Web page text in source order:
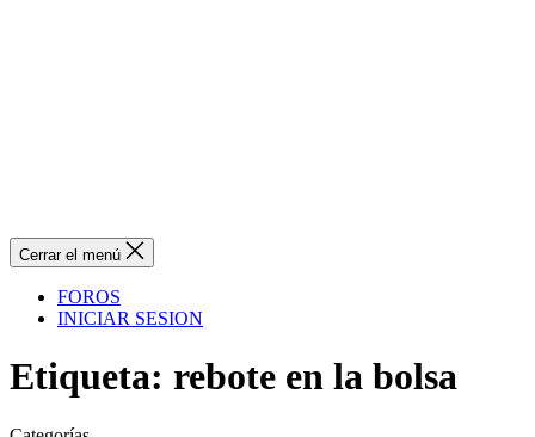
Cerrar el menú
FOROS
INICIAR SESION
Etiqueta: rebote en la bolsa